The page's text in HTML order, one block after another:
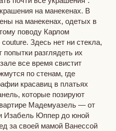
на манекенах. В
на манекенах, одетых в
поводу Карлом
Здесь нет ни стекла,
разглядеть их
все время свистит
по стенам, где
красавиц в платьях
которые позируют
Мадемуазель — от
Изабель Юппер до юной
за своей мамой Ванессой